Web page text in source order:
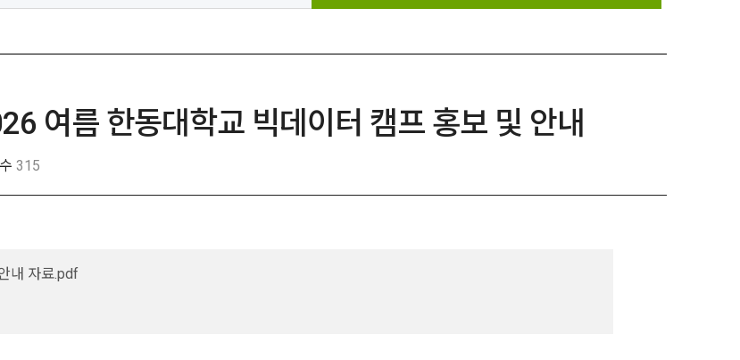
여름 한동대학교 빅데이터 캠프 홍보 및 안내
315
내 자료.pdf